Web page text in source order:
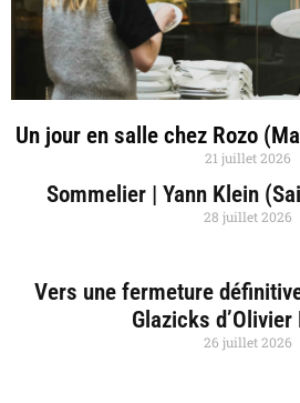
Un jour en salle chez Rozo
21 juillet 2026
Sommelier | Yann Klein
28 juillet 2026
Vers une fermeture
Glazicks d’Olivier
26 juillet 2026